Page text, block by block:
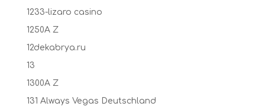
1233-lizaro casino
1250A Z
12dekabrya.ru
13
1300A Z
131 Always Vegas Deutschland